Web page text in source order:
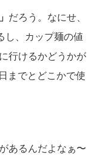
だろう。なにせ、
し、カップ麺の値
行けるかどうかが
までとどこかで使
あるんだよなぁ〜